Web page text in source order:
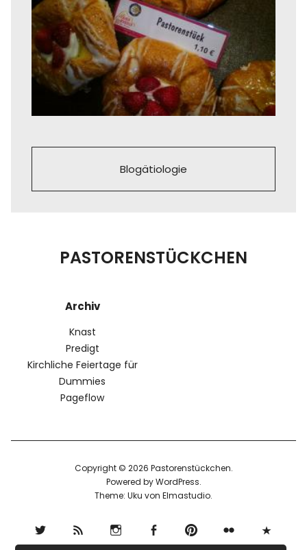
Blogätiologie
PASTORENSTÜCKCHEN
Archiv
Knast
Predigt
Kirchliche Feiertage für
Dummies
Pageflow
Copyright © 2026 Pastorenstückchen
Powered byWordPress
Theme: Uku von Elmastudio